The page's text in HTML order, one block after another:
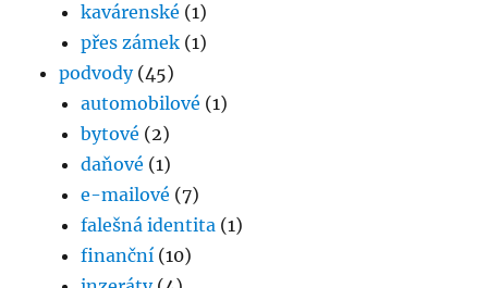
kavárenské (1)
přes zámek (1)
podvody(45)
automobilové (1)
bytové (2)
daňové (1)
e-mailové (7)
falešná identita (1)
finanční (10)